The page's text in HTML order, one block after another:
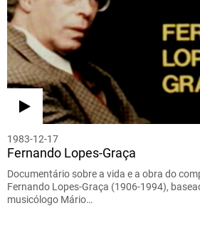
1983-12-17
Fernando Lopes-Graça
Documentário sobre a vida e a obra do
Fernando Lopes-Graça (1906-1994),
musicólogo Mário…